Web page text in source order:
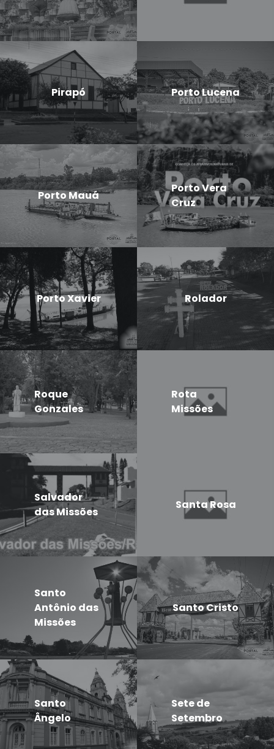
Pirapó Porto Lucena
Porto Mauá
Porto Vera
Cruz
Porto Xavier Rolador
Roque
Gonzales
Rota
Missões
Salvador
das Missões
Santa Rosa
Santo
Antônio das
Missões
Santo Cristo
Santo
Ângelo
Sete de
Setembro